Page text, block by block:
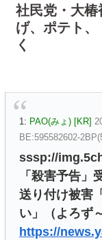
社民党・大
げ、ポテト
く
1: PAO(みょ) [KR]
BE:595582602-
sssp://
「殺害予告」
送り付け被害
い」（よろず
https://